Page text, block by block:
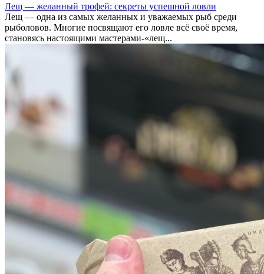
Лещ — желанный трофей: секреты успешной ловли
Лещ — одна из самых желанных и уважаемых рыб среди
рыболовов. Многие посвящают его ловле всё своё время,
становясь настоящими мастерами-«лещ...